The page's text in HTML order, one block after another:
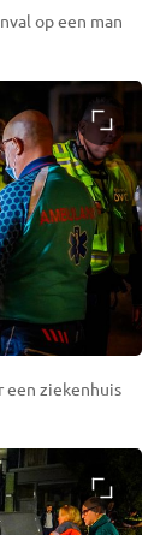
op een man
een ziekenhuis